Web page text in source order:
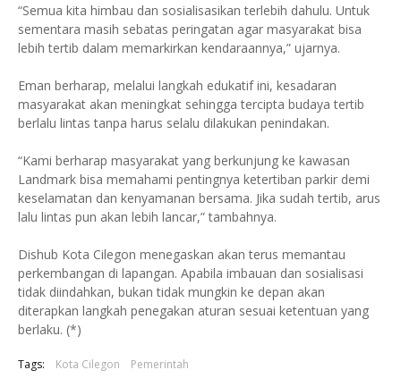
“Semua kita himbau dan sosialisasikan terlebih dahulu. Untuk
sementara masih sebatas peringatan agar masyarakat bisa
lebih tertib dalam memarkirkan kendaraannya,” ujarnya.
Eman berharap, melalui langkah edukatif ini, kesadaran
masyarakat akan meningkat sehingga tercipta budaya tertib
berlalu lintas tanpa harus selalu dilakukan penindakan.
“Kami berharap masyarakat yang berkunjung ke kawasan
Landmark bisa memahami pentingnya ketertiban parkir demi
keselamatan dan kenyamanan bersama. Jika sudah tertib, arus
lalu lintas pun akan lebih lancar,” tambahnya.
Dishub Kota Cilegon menegaskan akan terus memantau
perkembangan di lapangan. Apabila imbauan dan sosialisasi
tidak diindahkan, bukan tidak mungkin ke depan akan
diterapkan langkah penegakan aturan sesuai ketentuan yang
berlaku. (*)
Tags: Kota Cilegon Pemerintah